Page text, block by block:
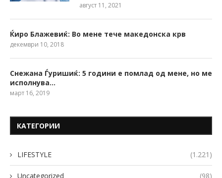
август 11, 2021
Ќиро Блажевиќ: Во мене тече македонска крв
декември 10, 2018
Снежана Ѓуришиќ: 5 години е помлад од мене, но ме
исполнува…
март 16, 2019
КАТЕГОРИИ
LIFESTYLE (1.221)
Uncategorized (98)